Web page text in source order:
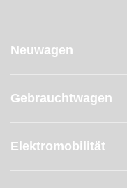
Neuwagen
Gebrauchtwagen
Elektromobilität